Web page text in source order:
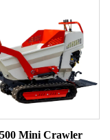
Mini Crawler